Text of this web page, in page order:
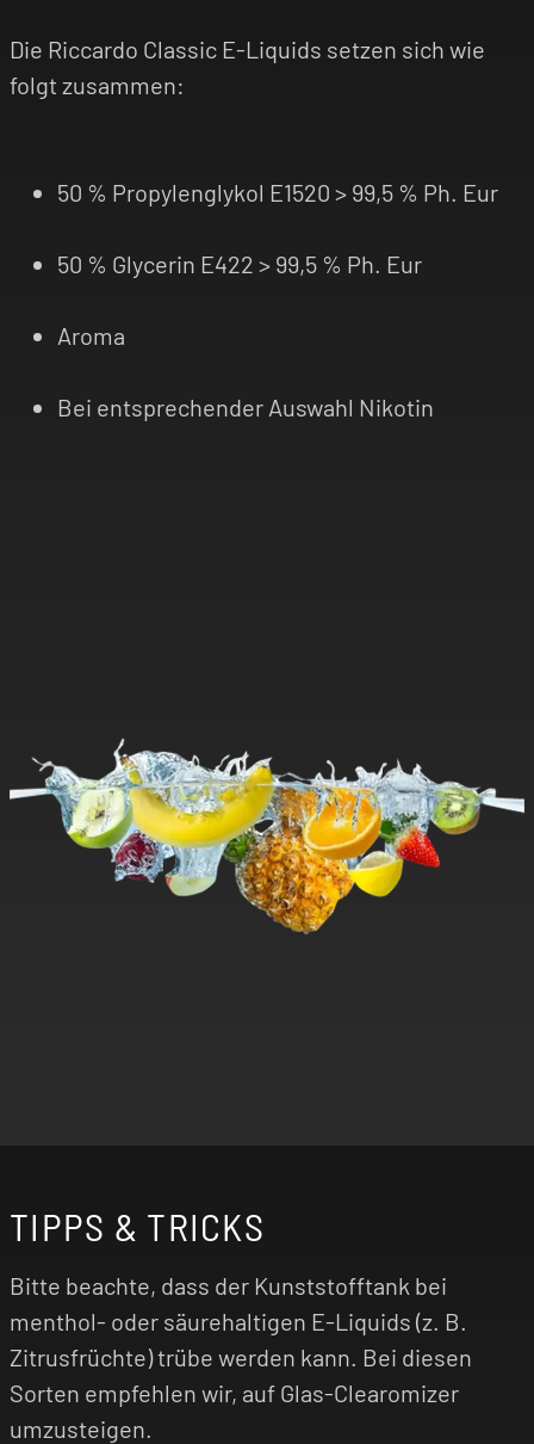
Die Riccardo Classic E-Liquids setzen sich wie
folgt zusammen:
50 % Propylenglykol E1520 > 99,5 % Ph. Eur
50 % Glycerin E422 > 99,5 % Ph. Eur
Aroma
Bei entsprechender Auswahl Nikotin
TIPPS & TRICKS
Bitte beachte, dass der Kunststofftank bei
menthol- oder säurehaltigen E-Liquids (z. B.
Zitrusfrüchte) trübe werden kann. Bei diesen
Sorten empfehlen wir, auf Glas-Clearomizer
umzusteigen.